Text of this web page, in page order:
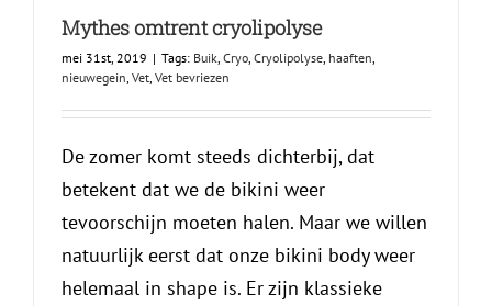
Mythes omtrent cryolipolyse
mei 31st, 2019 | Tags: Buik Cryo Cryolipolyse haaften
nieuwegein Vet Vet bevriezen
De zomer komt steeds dichterbij, dat
betekent dat we de bikini weer
tevoorschijn moeten halen. Maar we willen
natuurlijk eerst dat onze bikini body weer
helemaal in shape is. Er zijn klassieke